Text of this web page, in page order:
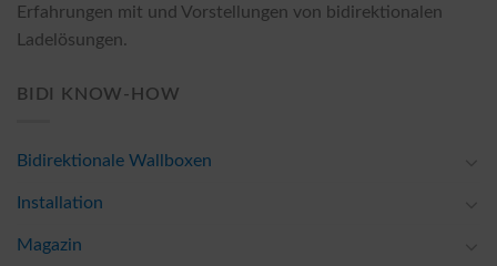
Erfahrungen mit und Vorstellungen von bidirektionalen
Ladelösungen.
BIDI KNOW-HOW
Bidirektionale Wallboxen
Installation
Magazin